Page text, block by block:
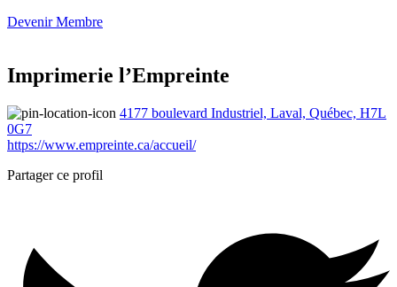
Devenir Membre
Imprimerie l’Empreinte
4177 boulevard Industriel, Laval, Québec, H7L
0G7
https://www.empreinte.ca/accueil/
Partager ce profil